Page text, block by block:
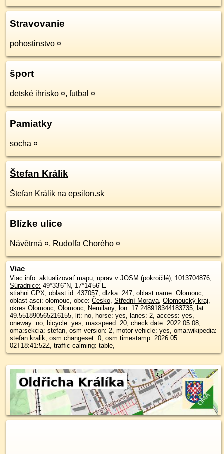
Stravovanie
pohostinstvo ¤
šport
detské ihrisko ¤, futbal ¤
Pamiatky
socha ¤
Štefan Králik
Štefan Králik na epsilon.sk
Blízke ulice
Návětrná ¤, Rudolfa Chorého ¤
Viac
Viac info: aktualizovať mapu, uprav v JOSM (pokročilé), 1013704876,
Súradnice: 49°33'6"N, 17°14'56"E
stiahni GPX, oblast id: 437057, dlzka: 247, oblast name: Olomouc,
oblast asci: olomouc, obce: Česko, Střední Morava, Olomoucký kraj,
okres Olomouc, Olomouc, Nemilany, lon: 17.248918344183735, lat:
49.551890565216155, lit: no, horse: yes, lanes: 2, access: yes,
oneway: no, bicycle: yes, maxspeed: 20, check date: 2022 05 08,
oma:sekcia: stefan, osm version: 2, motor vehicle: yes, oma:wikipedia:
stefan kralik, osm changeset: 0, osm timestamp: 2026 05
02T18:41:52Z, traffic calming: table,